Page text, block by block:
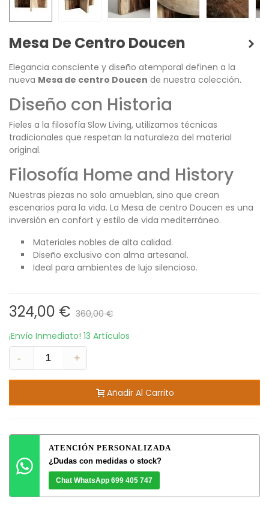
Mesa De Centro Doucen
Elegancia consciente y diseño atemporal definen a la
nueva Mesa de centro Doucen de nuestra colección.
Diseño con Historia
Fieles a la filosofía Slow Living, utilizamos técnicas
tradicionales que respetan la naturaleza del material
original.
Filosofía Home and History
Nuestras piezas no solo amueblan, sino que crean
escenarios para la vida. La Mesa de centro Doucen es una
inversión en confort y estilo de vida mediterráneo.
Materiales nobles de alta calidad.
Diseño exclusivo con alma artesanal.
Ideal para ambientes de lujo silencioso.
324,00 € 360,00 €
¡Envío Inmediato! 13 Artículos
-
+
Añadir Al Carrito
ATENCIÓN PERSONALIZADA
¿Dudas con medidas o stock?
Chat WhatsApp 699 405 747